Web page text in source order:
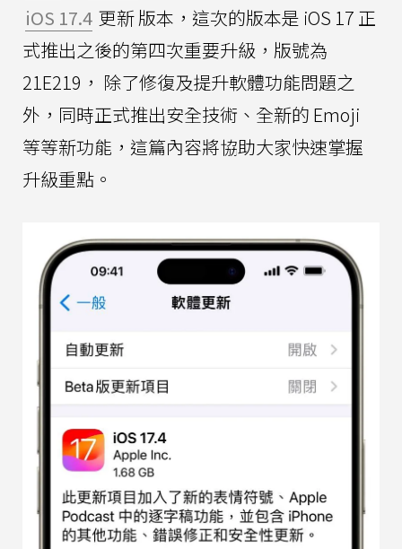
iOS 17.4 更新 版本，這次的版本是 iOS 17 正
式推出之後的第四次重要升級，版號為
21E219， 除了修復及提升軟體功能問題之
外，同時正式推出安全技術、全新的 Emoji
等等新功能，這篇內容將協助大家快速掌握
升級重點。